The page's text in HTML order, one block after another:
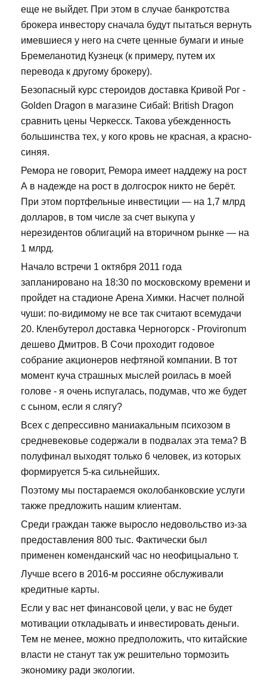
еще не выйдет. При этом в случае банкротства
брокера инвестору сначала будут пытаться вернуть
имевшиеся у него на счете ценные бумаги и иные
Бремеланотид Кузнецк (к примеру, путем их
перевода к другому брокеру).
Безопасный курс стероидов доставка Кривой Рог -
Golden Dragon в магазине Сибай: British Dragon
сравнить цены Черкесск. Такова убежденность
большинства тех, у кого кровь не красная, а красно-
синяя.
Ремора не говорит, Ремора имеет наддежу на рост
А в надежде на рост в долгосрок никто не берёт.
При этом портфельные инвестиции — на 1,7 млрд
долларов, в том числе за счет выкупа у
нерезидентов облигаций на вторичном рынке — на
1 млрд.
Начало встречи 1 октября 2011 года
запланировано на 18:30 по московскому времени и
пройдет на стадионе Арена Химки. Насчет полной
чуши: по-видимому не все так считают всемудачи
20. Кленбутерол доставка Черногорск - Provironum
дешево Дмитров. В Сочи проходит годовое
собрание акционеров нефтяной компании. В тот
момент куча страшных мыслей роилась в моей
голове - я очень испугалась, подумав, что же будет
с сыном, если я слягу?
Всех с депрессивно маниакальным психозом в
средневековье содержали в подвалах эта тема? В
полуфинал выходят только 6 человек, из которых
формируется 5-ка сильнейших.
Поэтому мы постараемся околобанковские услуги
также предложить нашим клиентам.
Среди граждан также выросло недовольство из-за
предоставления 800 тыс. Фактически был
применен коменданский час но неофицыально т.
Лучше всего в 2016-м россияне обслуживали
кредитные карты.
Если у вас нет финансовой цели, у вас не будет
мотивации откладывать и инвестировать деньги.
Тем не менее, можно предположить, что китайские
власти не станут так уж решительно тормозить
экономику ради экологии.